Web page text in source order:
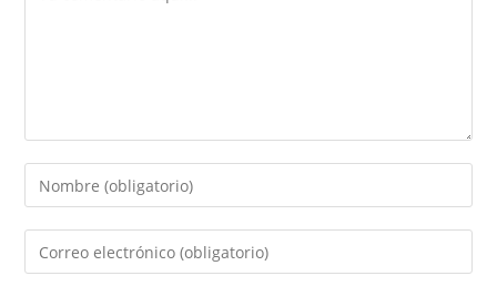
Introduce
tu
nombre
Introduce
tu